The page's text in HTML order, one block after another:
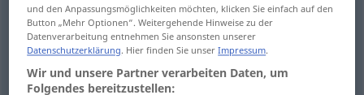
sich (gut)benehmenodbetragen behave
und den Anpassungsmöglichkeiten möchten, klicken Sie einfach auf den
Button „Mehr Optionen“. Weitergehende Hinweise zu der
Datenverarbeitung entnehmen Sie ansonsten unserer
Datenschutzerklärung. Hier finden Sie unserImpressum.
Wir und unsere Partner verarbeiten Daten, um
Folgendes bereitzustellen: